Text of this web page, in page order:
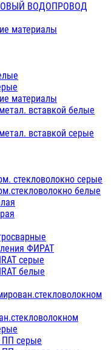
ВОДОПРОВОД
материалы
материалы
вставкой белые
вставкой серые
стекловолокно серые
белые
ФИРАТ
серые
белые
ПП серые